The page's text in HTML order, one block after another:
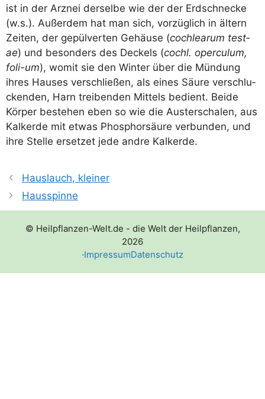
ist in der Arz­nei der­sel­be wie der der Erd­schne­cke
(w.s.). Außer­dem hat man sich, vor­züg­lich in ältern
Zei­ten, der gepül­ver­ten Gehäu­se (coch­le­ar­um test­
ae) und beson­ders des Deckels (cochl. opercu­lum,
foli-um), womit sie den Win­ter über die Mün­dung
ihres Hau­ses ver­schlie­ßen, als eines Säu­re ver­schlu­
cken­den, Harn trei­ben­den Mit­tels bedient. Bei­de
Kör­per bestehen eben so wie die Aus­ter­scha­len, aus
Kalk­er­de mit etwas Phos­phor­säu­re ver­bun­den, und
ihre Stel­le erset­zet jede and­re Kalkerde.
Hauslauch, kleiner
Hausspinne
© Heilpflanzen-Welt.de - die Welt der Heilpflanzen,
2026
·ImpressumDatenschutz